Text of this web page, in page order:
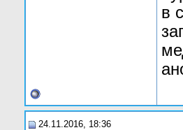
в
24.11.2016, 18:36